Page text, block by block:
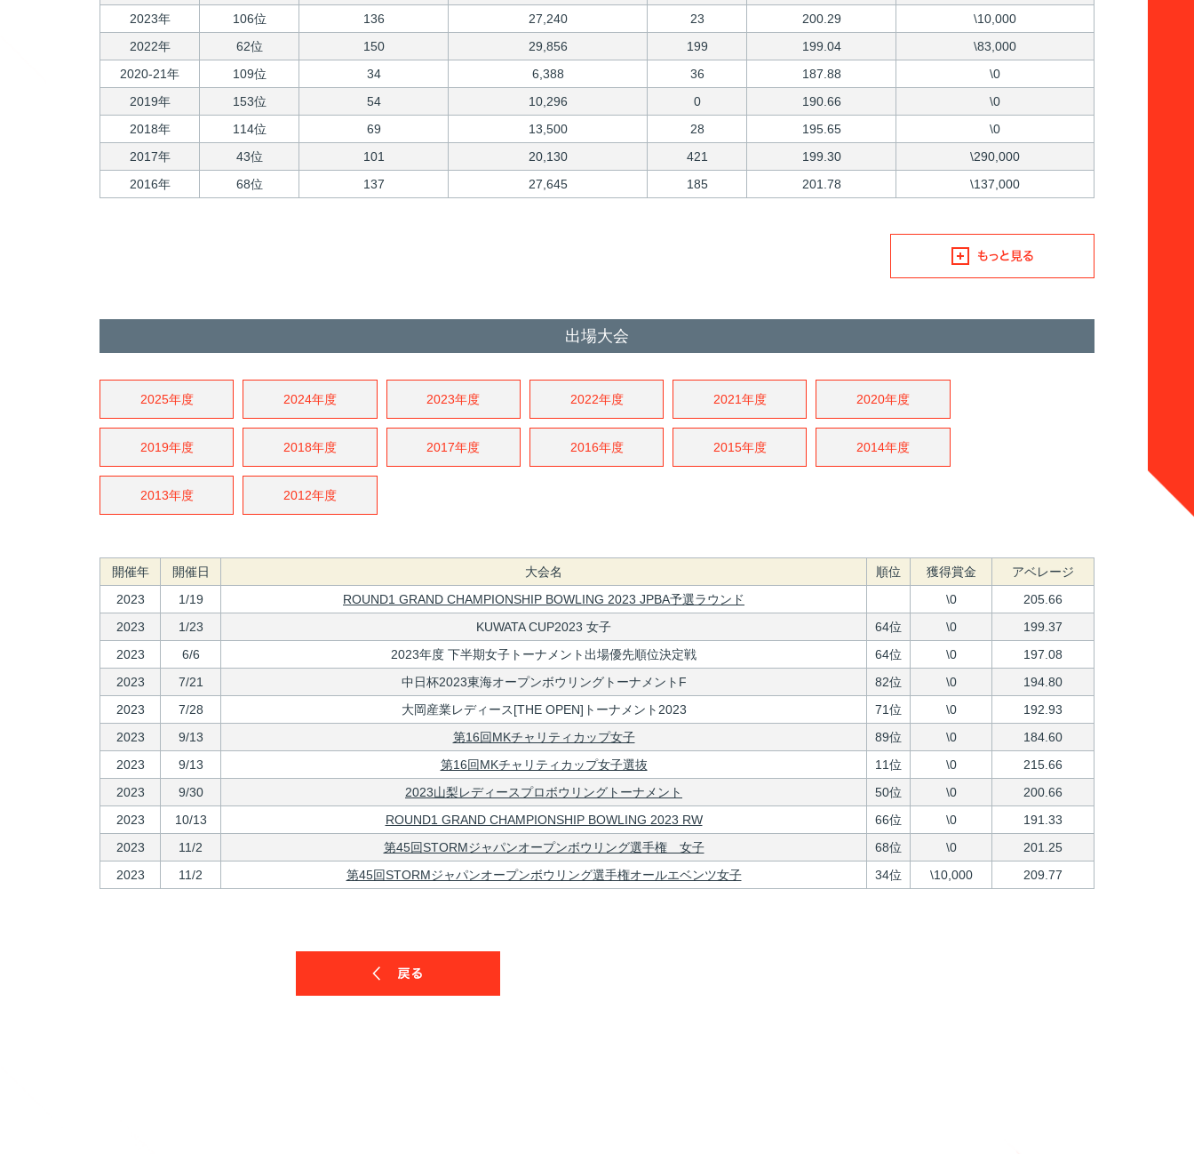
2023年
106位 136 27,240 23 200.29
\10,000
2022年
62位 150 29,856 199 199.04
\83,000
2020-21年
109位 34 6,388 36 187.88
\0
2019年
153位 54 10,296 0 190.66
\0
2018年
114位 69 13,500 28 195.65
\0
2017年
43位 101 20,130 421 199.30
\290,000
2016年
68位 137 27,645 185 201.78 \137,000
出場大会
2025年度 2024年度 2023年度 2022年度 2021年度 2020年度
2019年度 2018年度 2017年度 2016年度 2015年度 2014年度
2013年度 2012年度
開催年 開催日 大会名 順位 獲得賞金
アベレージ
2023
1/19 ROUND1 GRAND CHAMPIONSHIP BOWLING 2023 JPBA予選ラウンド \0
205.66
2023
1/23 KUWATA CUP2023 女子 64位 \0
199.37
2023
6/6 2023年度 下半期女子トーナメント出場優先順位決定戦 64位 \0
197.08
2023
7/21 中日杯2023東海オープンボウリングトーナメントF 82位 \0
194.80
2023
7/28 大岡産業レディース[THE OPEN]トーナメント2023 71位 \0
192.93
2023
9/13 第16回MKチャリティカップ女子 89位 \0
184.60
2023
9/13 第16回MKチャリティカップ女子選抜 11位 \0
215.66
2023
9/30 2023山梨レディースプロボウリングトーナメント 50位 \0
200.66
2023
10/13 ROUND1 GRAND CHAMPIONSHIP BOWLING 2023 RW 66位 \0
191.33
2023
11/2 第45回STORMジャパンオープンボウリング選手権 女子 68位 \0
201.25
2023
11/2 第45回STORMジャパンオープンボウリング選手権オールエベンツ女子 34位 \10,000 209.77